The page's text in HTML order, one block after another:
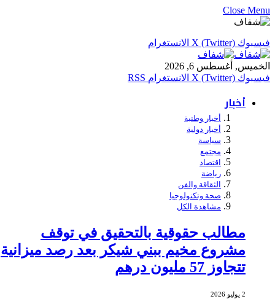
Close Menu
فيسبوك X (Twitter) الانستغرام
الخميس, أغسطس 6, 2026
فيسبوك X (Twitter) الانستغرام RSS
أخبار
أخبار وطنية
أخبار دولية
سياسة
مجتمع
اقتصاد
رياضة
الثقاقة والفن
صحة وتكنولوجيا
مشاهدة الكل
مطالب حقوقية بالتحقيق في توقف
مشروع مخيم ببني شيكر بعد رصد ميزانية
تتجاوز 57 مليون درهم